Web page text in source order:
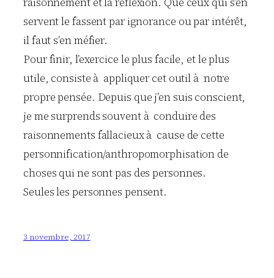
servent le fassent par ignorance ou par intérêt,
il faut s’en méfier.
Pour finir, l’exercice le plus facile, et le plus
utile, consiste à appliquer cet outil à notre
propre pensée. Depuis que j’en suis conscient,
je me surprends souvent à conduire des
raisonnements fallacieux à cause de cette
personnification/anthropomorphisation de
choses qui ne sont pas des personnes.
Seules les personnes pensent.
3 novembre, 2017